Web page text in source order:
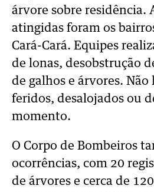
árvore sobre residência.
atingidas foram os
Cará-Cará. Equipes
de lonas, desobstrução
de galhos e árvores. Não
feridos, desalojados ou
momento.
O Corpo de Bombeiros
ocorrências, com 20
de árvores e cerca de